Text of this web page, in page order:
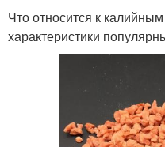
Что относится к
характеристики